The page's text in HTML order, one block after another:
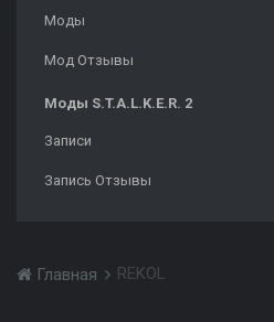
Моды
Мод Отзывы
Моды S.T.A.L.K.E.R. 2
Записи
Запись Отзывы
Главная REKOL